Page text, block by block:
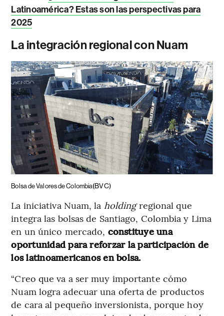
Latinoamérica? Estas son las perspectivas para
2025
La integración regional con Nuam
Bolsa de Valores de Colombia(BVC)
La iniciativa Nuam, la holdingregional que
integra las bolsas de Santiago, Colombia y Lima
en un único mercado, constituye una
oportunidad para reforzar la participación de
los latinoamericanos en bolsa.
“Creo que va a ser muy importante cómo
Nuam logra adecuar una oferta de productos
de cara al pequeño inversionista, porque hoy